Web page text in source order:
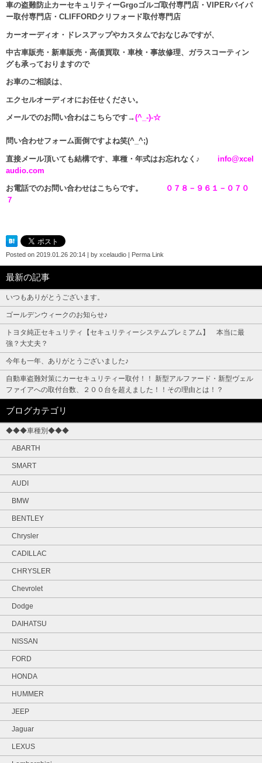
車の盗難防止カーセキュリティーGrgoゴルゴ取付専門店・VIPERバイパ
ー取付専門店・CLIFFORDクリフォード取付専門店
カーオーディオ・ドレスアップやカスタムでおなじみですが、
中古車販売・新車販売・高価買取・車検・事故修理、ガラスコーティン
グも承っておりますので
お車のご相談は、
エクセルオーディオにお任せください。
メールでのお問い合わはこちらです→(^_-)-☆
問い合わせフォーム面倒ですよね笑(^_^;)
直接メール頂いても結構です、車種・年式はお忘れなく♪
info@xcel
audio.com
お電話でのお問い合わせはこちらです。
０７８－９６１－０７０
７
Posted on 2019.01.26 20:14 | by xcelaudio | Perma Link
最新の記事
いつもありがとうございます。
ゴールデンウィークのお知らせ♪
トヨタ純正セキュリティ【セキュリティーシステムプレミアム】 本当に最
強？大丈夫？
今年も一年、ありがとうございました♪
自動車盗難対策にカーセキュリティー取付！！ 新型アルファード・新型ヴェル
ファイアへの取付台数、２００台を超えました！！その理由とは！？
ブログカテゴリ
◆◆◆車種別◆◆◆
ABARTH
SMART
AUDI
BMW
BENTLEY
Chrysler
CADILLAC
CHRYSLER
Chevrolet
Dodge
DAIHATSU
NISSAN
FORD
HONDA
HUMMER
JEEP
Jaguar
LEXUS